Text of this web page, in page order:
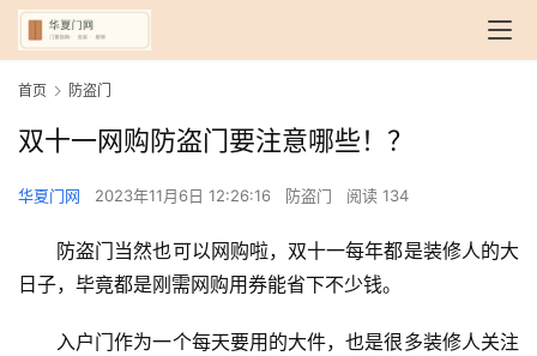
首页 防盗门
双十一网购防盗门要注意哪些！？
华夏门网 2023年11月6日 12:26:16 防盗门 阅读 134
防盗门当然也可以网购啦，双十一每年都是装修人的大
日子，毕竟都是刚需网购用券能省下不少钱。
入户门作为一个每天要用的大件，也是很多装修人关注